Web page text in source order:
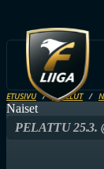
ETUSIVU OTTELUT
Naiset
PELATTU 25.3.